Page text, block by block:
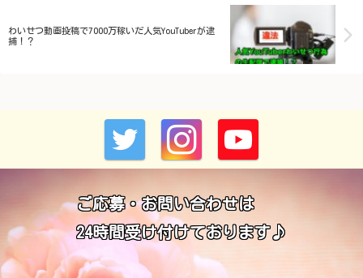
わいせつ動画投稿で7000万稼いだ人気YouTuberが逮
捕！？
ご応募・お問い合わせは
24時間受け付けております♪